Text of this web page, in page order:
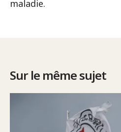
maladie.
Sur le même sujet